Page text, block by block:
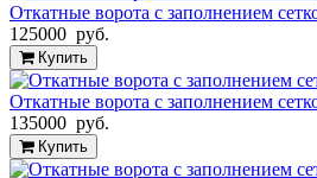
Откатные ворота с заполнением
125000 руб.
Купить
Откатные ворота с заполнением
135000 руб.
Купить